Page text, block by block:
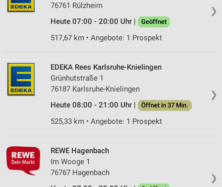
❯
76761 Rülzheim
Heute 07:00 - 20:00 Uhr |
Geöffnet
517,67 km • Angebote: 1 Prospekt
❯
EDEKA Rees Karlsruhe-Knielingen
Grünhutstraße 1
76187 Karlsruhe-Knielingen
Heute 08:00 - 21:00 Uhr |
Öffnet in 37 Min.
525,33 km • Angebote: 1 Prospekt
❯
REWE Hagenbach
Im Wooge 1
76767 Hagenbach